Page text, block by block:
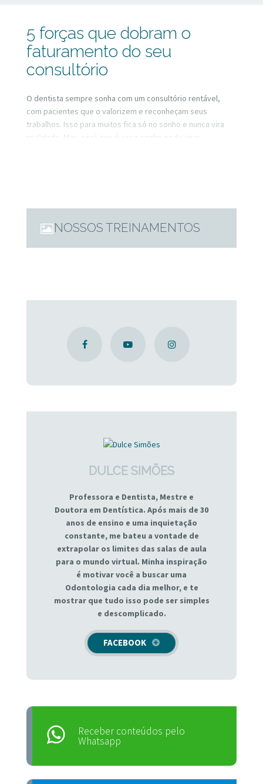
5 forças que dobram o
faturamento do seu
consultório
O dentista sempre sonha com um consultório rentável,
com pacientes que o valorizem e reconheçam seus
trabalhos. Isso para muitos fica só no sonho e nunca vira
realidade. Mas, será que é esse sonho pode virar
NOSSOS TREINAMENTOS
DULCE SIMÕES
Professora e Dentista, Mestre e
Doutora em Dentística. Após mais de 30
anos de ensino e uma inquietação
constante, me bateu a vontade de
extrapolar os limites das salas de aula
para o mundo virtual. Minha inspiração
é motivar você a buscar uma
Odontologia cada dia melhor, e te
mostrar que tudo isso pode ser simples
e descomplicado.
FACEBOOK
Receber conteúdos pelo
Whatsapp